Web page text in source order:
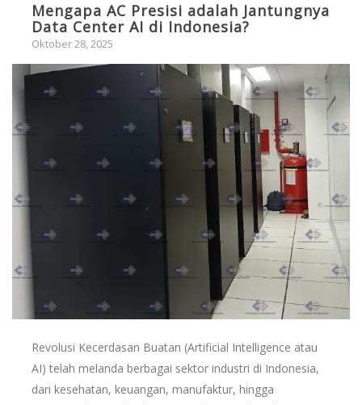
Mengapa AC Presisi adalah Jantungnya
Data Center AI di Indonesia?
Oktober 28, 2025
Revolusi Kecerdasan Buatan (Artificial Intelligence atau
AI) telah melanda berbagai sektor industri di Indonesia,
dari kesehatan, keuangan, manufaktur, hingga